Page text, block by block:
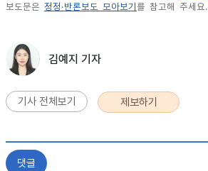
보도문은 정정·반론보도 모아보기 를 참고해 주세요.
김예지 기자
기사 전체보기 제보하기
댓글